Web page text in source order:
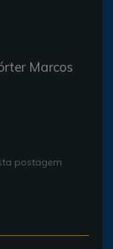
Marcos
postagem